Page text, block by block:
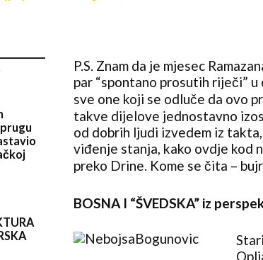
P.S. Znam da je mjesec
par “spontano prosutih riječi”
sve one koji se odluče da ovo
takve dijelove jednostavno
od dobrih ljudi izvedem iz
viđenje stanja, kako ovdje kod
preko Drine. Kome se čita –
BOSNA I “ŠVEDSKA” iz